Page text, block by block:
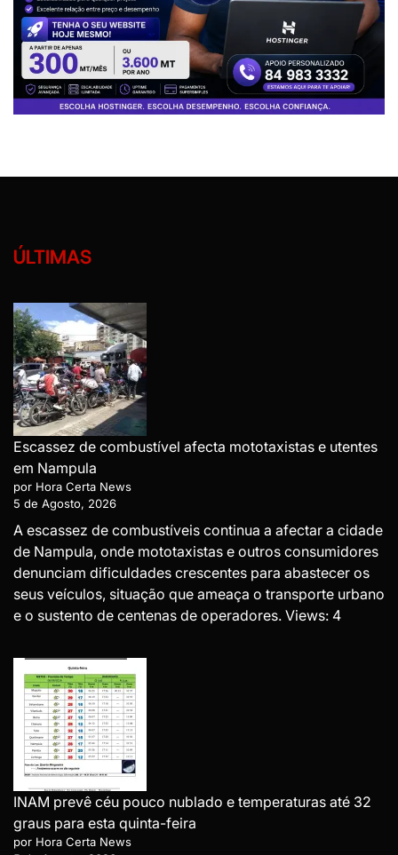
ÚLTIMAS
Escassez de combustível afecta mototaxistas e utentes
em Nampula
por Hora Certa News
5 de Agosto, 2026
A escassez de combustíveis continua a afectar a cidade
de Nampula, onde mototaxistas e outros consumidores
denunciam dificuldades crescentes para abastecer os
seus veículos, situação que ameaça o transporte urbano
e o sustento de centenas de operadores. Views: 4
INAM prevê céu pouco nublado e temperaturas até 32
graus para esta quinta-feira
por Hora Certa News